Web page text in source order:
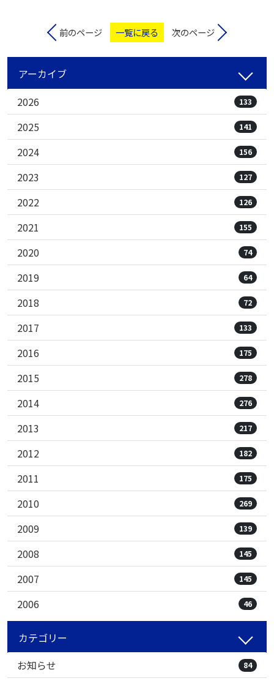
前のページ 一覧に戻る 次のページ
アーカイブ
2026
133
2025 141
2024 156
2023 127
2022 126
2021 155
2020 74
2019 64
2018 72
2017 133
2016 175
2015 278
2014 276
2013 217
2012 182
2011 175
2010 269
2009 139
2008 145
2007 145
2006 46
カテゴリー
お知らせ
84